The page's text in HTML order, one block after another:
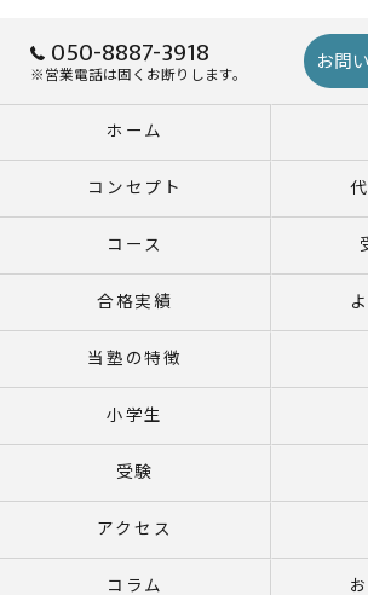
050-8887-3918
※営業電話は固くお断りします。 お問
ホーム
コンセプト
コース
合格実績
当塾の特徴
小学生
受験
アクセス
コラム